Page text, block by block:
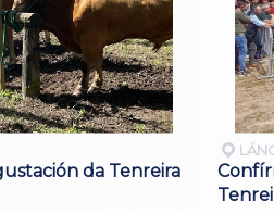
da Tenreira